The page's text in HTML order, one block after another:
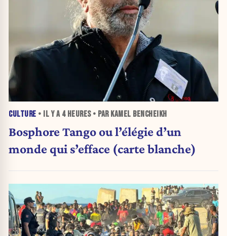
CULTURE • IL Y A 4 HEURES• PAR KAMEL BENCHEIKH
Bosphore Tango ou l’élégie d’un
monde qui s’efface (carte blanche)